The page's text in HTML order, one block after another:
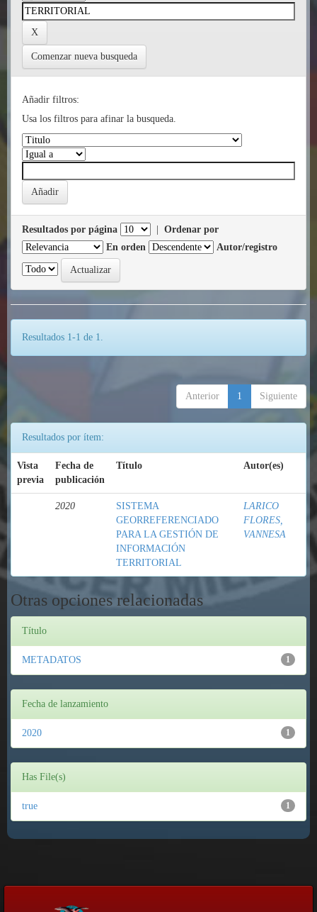
Comenzar nueva busqueda
Añadir filtros:
Usa los filtros para afinar la busqueda.
Resultados por página
Ordenar por
En orden
Autor/registro
Resultados 1-1 de 1.
Anterior 1 Siguiente
Resultados por ítem:
Vista
previa
Fecha de
publicación
Título Autor(es)
2020
SISTEMA
GEORREFERENCIADO
PARA LA GESTIÓN DE
INFORMACIÓN
TERRITORIAL
LARICO
FLORES,
VANNESA
Otras opciones relacionadas
Título
1
METADATOS
Fecha de lanzamiento
1
2020
Has File(s)
1
true